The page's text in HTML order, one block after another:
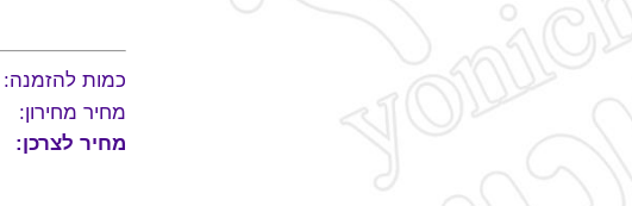
כמות להזמנה:
מחיר מחירון:
מחיר לצרכן: